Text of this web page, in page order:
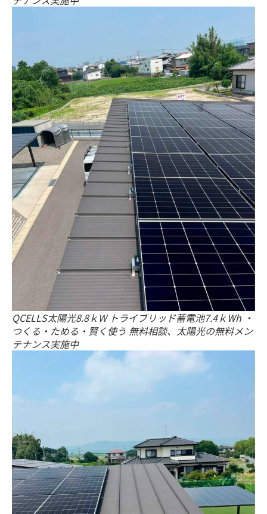
QCELLS太陽光8.8ｋW トライブリッド蓄電池7.4ｋWh ・
つくる・ためる・賢く使う 無料相談、太陽光の無料メン
テナンス実施中